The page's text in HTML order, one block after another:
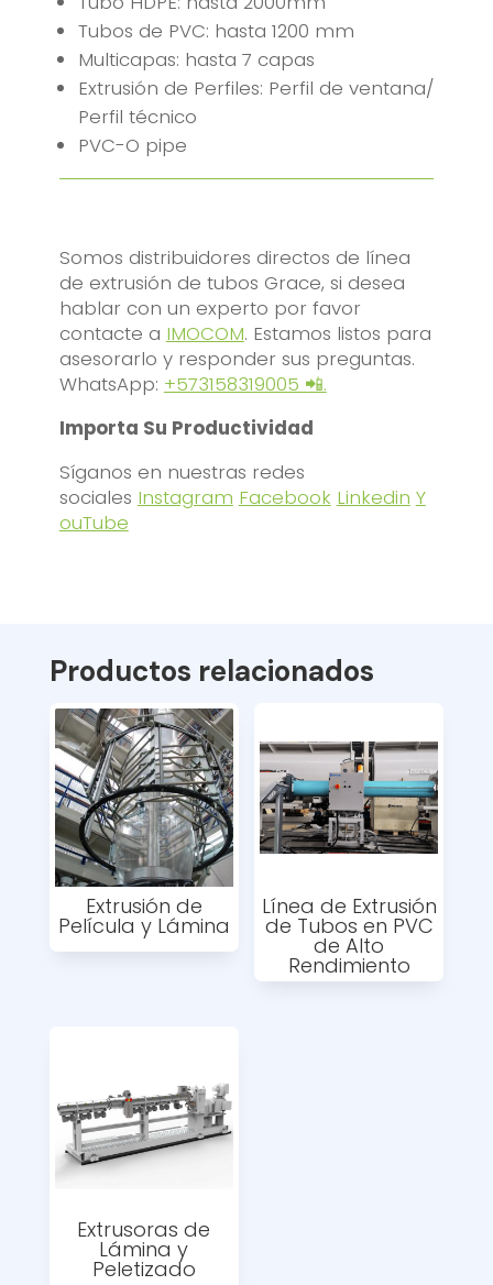
Tubos de PVC: hasta 1200 mm
Multicapas: hasta 7 capas
Extrusión de Perfiles: Perfil de ventana/
Perfil técnico
PVC-O pipe
Somos distribuidores directos de línea
de extrusión de tubos Grace, si desea
hablar con un experto por favor
contacte a IMOCOM. Estamos listos para
asesorarlo y responder sus preguntas.
WhatsApp: +573158319005 📲.
Importa Su Productividad
Síganos en nuestras redes
sociales Instagram Facebook Linkedin Y
ouTube
Productos relacionados
Extrusión de
Película y Lámina
Línea de Extrusión
de Tubos en PVC
de Alto
Rendimiento
Extrusoras de
Lámina y
Peletizado